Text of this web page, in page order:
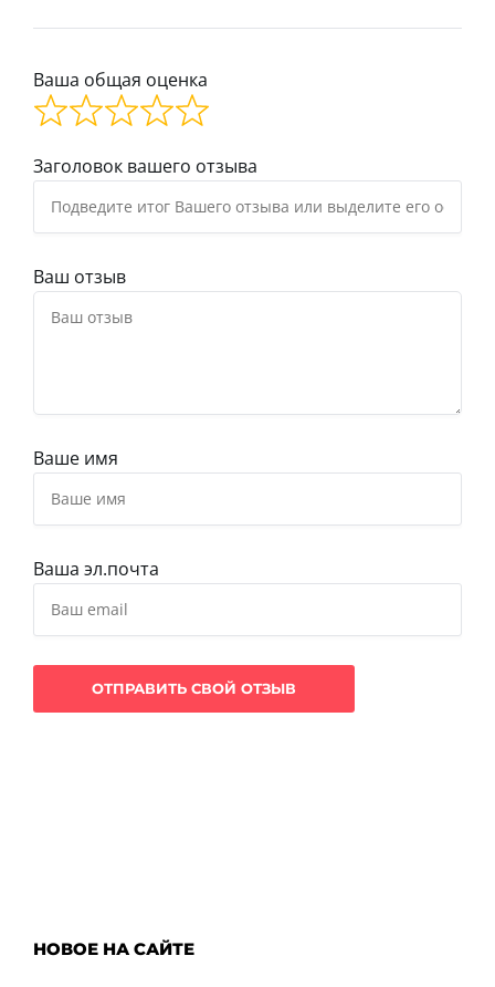
Ваша общая оценка
Заголовок вашего отзыва
Ваш отзыв
Ваше имя
Ваша эл.почта
НОВОЕ НА САЙТЕ